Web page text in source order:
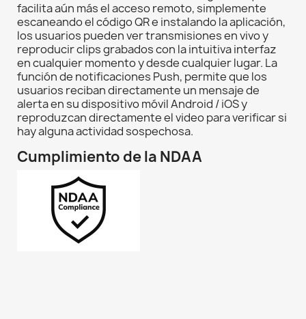
facilita aún más el acceso remoto, simplemente
escaneando el código QR e instalando la aplicación,
los usuarios pueden ver transmisiones en vivo y
reproducir clips grabados con la intuitiva interfaz
en cualquier momento y desde cualquier lugar. La
función de notificaciones Push, permite que los
usuarios reciban directamente un mensaje de
alerta en su dispositivo móvil Android / iOS y
reproduzcan directamente el video para verificar si
hay alguna actividad sospechosa.
Cumplimiento de la NDAA